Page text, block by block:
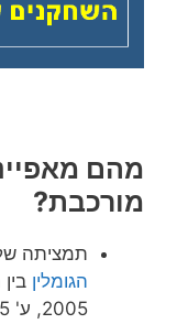
מהם
מורכבת?
תמציתה
הגומלין
2005, ע' 25).